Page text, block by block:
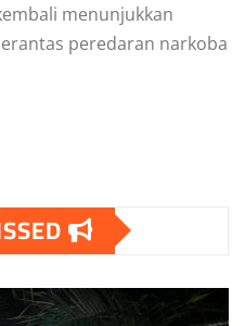
menunjukkan
peredaran narkoba